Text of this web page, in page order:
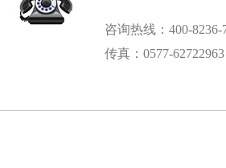
咨询热线：400-8236-
传真：0577-62722963